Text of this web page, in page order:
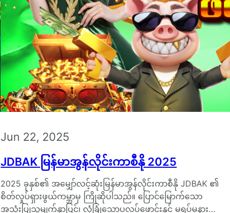
Jun 22, 2025
JDBAK မြန်မာအွန်လိုင်းကာစီနို 2025
2025 ခုနှစ်၏ အမျှော်လင့်ဆုံးမြန်မာအွန်လိုင်းကာစီနို JDBAK ၏
စိတ်လှုပ်ရှားဖွယ်ကမ္ဘာမှ ကြိုဆိုပါသည်။ ပြောင်မြောက်သော
အသုံးပြုသူမျက်နှာပြင်၊ လုံခြုံသောပလပ်ဖောင်းနှင့် မရပ်မနား…